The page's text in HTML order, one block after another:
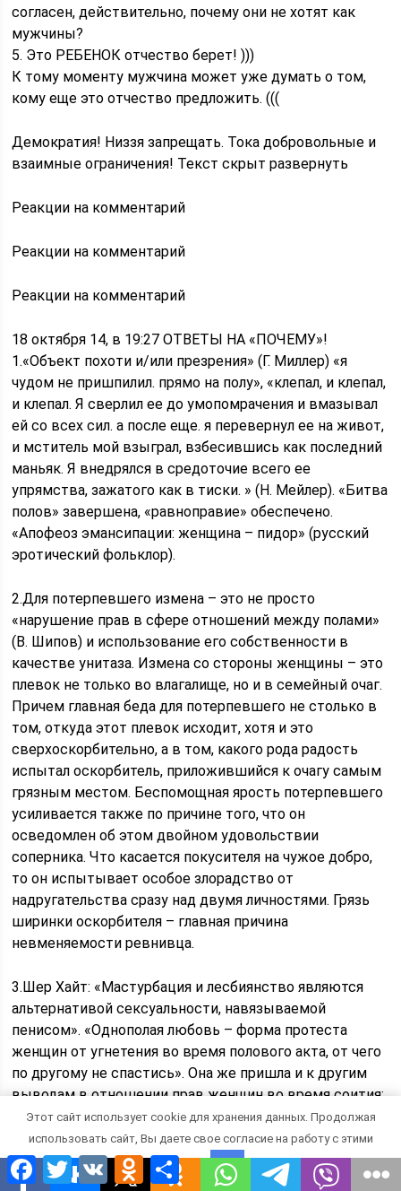
согласен, действительно, почему они не хотят как
мужчины?
5. Это РЕБЕНОК отчество берет! )))
К тому моменту мужчина может уже думать о том,
кому еще это отчество предложить. (((
Демократия! Низзя запрещать. Тока добровольные и
взаимные ограничения! Текст скрыт развернуть
Реакции на комментарий
Реакции на комментарий
Реакции на комментарий
18 октября 14, в 19:27 ОТВЕТЫ НА «ПОЧЕМУ»!
1.«Объект похоти и/или презрения» (Г. Миллер) «я
чудом не пришпилил. прямо на полу», «клепал, и клепал,
и клепал. Я сверлил ее до умопомрачения и вмазывал
ей со всех сил. а после еще. я перевернул ее на живот,
и мститель мой взыграл, взбесившись как последний
маньяк. Я внедрялся в средоточие всего ее
упрямства, зажатого как в тиски. » (Н. Мейлер). «Битва
полов» завершена, «равноправие» обеспечено.
«Апофеоз эмансипации: женщина – пидор» (русский
эротический фольклор).
2.Для потерпевшего измена – это не просто
«нарушение прав в сфере отношений между полами»
(В. Шипов) и использование его собственности в
качестве унитаза. Измена со стороны женщины – это
плевок не только во влагалище, но и в семейный очаг.
Причем главная беда для потерпевшего не столько в
том, откуда этот плевок исходит, хотя и это
сверхоскорбительно, а в том, какого рода радость
испытал оскорбитель, приложившийся к очагу самым
грязным местом. Беспомощная ярость потерпевшего
усиливается также по причине того, что он
осведомлен об этом двойном удовольствии
соперника. Что касается покусителя на чужое добро,
то он испытывает особое злорадство от
надругательства сразу над двумя личностями. Грязь
ширинки оскорбителя – главная причина
невменяемости ревнивца.
3.Шер Хайт: «Мастурбация и лесбиянство являются
альтернативой сексуальности, навязываемой
пенисом». «Однополая любовь – форма протеста
женщин от угнетения во время полового акта, от чего
по другому не спастись». Она же пришла и к другим
выводам в отношении прав женщин во время соития:
«Насилие – это пенис», «извергнуть сперму значит
осквернить женщину», «женщин. е**т, е**т, е**т,
причем и в браке, и везде и всюду».
Facebook
TwitterVK Odnoklassniki
Отправить
Этот сайт использует cookie для хранения данных. Продолжая
использовать сайт, Вы даете свое согласие на работу с этими
файлами.
OK